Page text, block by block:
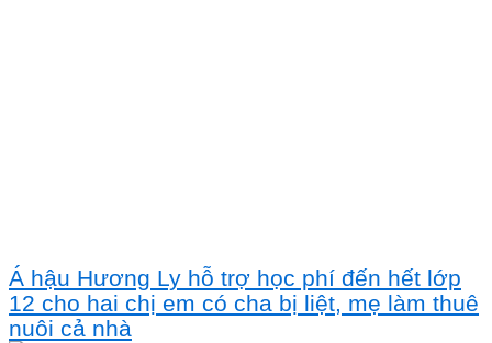
Á hậu Hương Ly hỗ trợ học phí đến hết lớp
12 cho hai chị em có cha bị liệt, mẹ làm thuê
nuôi cả nhà